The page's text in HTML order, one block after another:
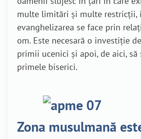
multe limitări și multe restricții,
evanghelizarea se face prin
om. Este necesară o investiție
primii ucenici și apoi, de aici, să
primele biserici.
Zona musulmană